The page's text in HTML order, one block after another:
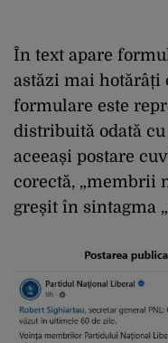
În text apare
astăzi mai hotărâți
formulare este
distribuită odată
aceeași postare
corectă, „membrii
greșit în sintagma